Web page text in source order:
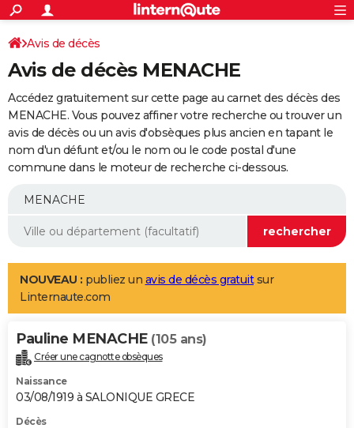
ACTUALITÉS
Politique
Société
Faits Divers
Education
Monde
Villes
+
SPORT
Coupe du monde 2026
Football
Tennis
Cyclisme
Rugby
Forum
Programme TV
TNT
Streaming
Cinéma
Sorties cinéma
Musique
+
FINANCE
Retraite
Epargne
Immobilier
Risques naturels par ville
Banque
Assurance
AUTO
Essais
Réserver un essai
Citadines
Berlines
SUV
Forum auto
+
Mobiles
Meilleur smartphone
Internet
Ordinateurs
Jeux vidéo
Guide high-tech
Aménagement intérieur
LIFESTYLE
Art de vivre
Bien-être
Loisirs
Mode
Modes de vie
Alimentation
Guide de la santé
Maladies
Médicaments
Sommeil
VOYAGE
Destinations
City break
Voyage nature
Voyage de noces
Forum
Climat
+PHOTO
GUIDES D'ACHAT
Avis de décès
Avis de décès MENACHE
Accédez gratuitement sur cette page au carnet des décès des
MENACHE. Vous pouvez affiner votre recherche ou trouver un
avis de décès ou un avis d'obsèques plus ancien en tapant le
nom d'un défunt et/ou le nom ou le code postal d'une
commune dans le moteur de recherche ci-dessous.
NOUVEAU : publiez un avis de décès gratuitsur
Linternaute.com
Pauline MENACHE (105 ans)
Créer une cagnotte obsèques
Naissance
03/08/1919 à SALONIQUE GRECE
Décès